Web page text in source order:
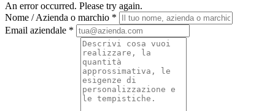
An error occurred. Please try again.
Nome / Azienda o marchio *
Email aziendale *